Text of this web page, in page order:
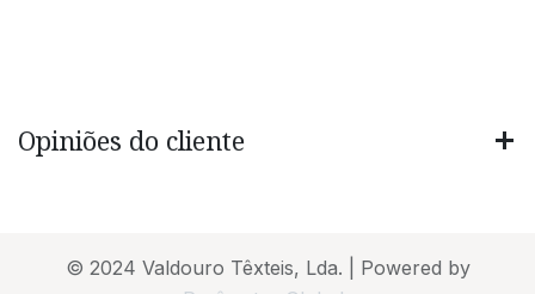
Opiniões do cliente
© 2024 Valdouro Têxteis, Lda. | Powered by